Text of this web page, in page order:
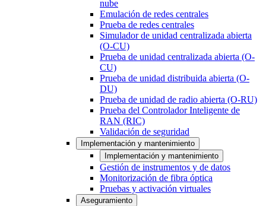
nube
Emulación de redes centrales
Prueba de redes centrales
Simulador de unidad centralizada abierta
(O-CU)
Prueba de unidad centralizada abierta (O-
CU)
Prueba de unidad distribuida abierta (O-
DU)
Prueba de unidad de radio abierta (O-RU)
Prueba del Controlador Inteligente de
RAN (RIC)
Validación de seguridad
Implementación y mantenimiento
Implementación y mantenimiento
Gestión de instrumentos y de datos
Monitorización de fibra óptica
Pruebas y activación virtuales
Aseguramiento